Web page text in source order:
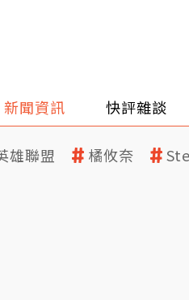
新聞資訊 快評雜談
雄聯盟 橘攸奈